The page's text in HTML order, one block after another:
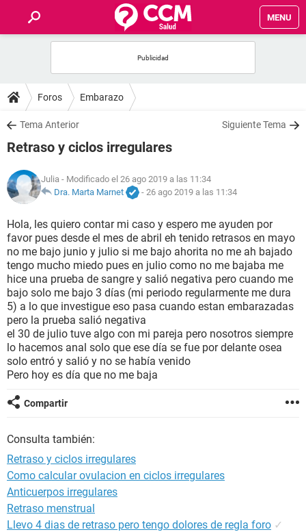
MENU
FOROS
SALUD
NUTRICIÓN
BIENESTAR
SEXUALIDAD
GLOSARIO
Foros Embarazo
Tema Anterior Siguiente Tema
Retraso y ciclos irregulares
Julia - Modificado el 26 ago 2019 a las 11:34
Dra. Marta Marnet
- 26 ago 2019 a las 11:34
Hola, les quiero contar mi caso y espero me ayuden por
favor pues desde el mes de abril eh tenido retrasos en mayo
no me bajo junio y julio si me bajo ahorita no me ah bajado
tengo mucho miedo pues en julio como no me bajaba me
hice una prueba de sangre y salió negativa pero cuando me
bajo solo me bajo 3 días (mi periodo regularmente me dura
5) a lo que investigue eso pasa cuando estan embarazadas
pero la prueba salió negativa
el 30 de julio tuve algo con mi pareja pero nosotros siempre
lo hacemos anal solo que ese día se fue por delante osea
solo entró y salió y no se había venido
Pero hoy es día que no me baja
Compartir
Consulta también:
Retraso y ciclos irregulares
Como calcular ovulacion en ciclos irregulares
Anticuerpos irregulares
Retraso menstrual
Llevo 4 dias de retraso pero tengo dolores de regla foro ✓